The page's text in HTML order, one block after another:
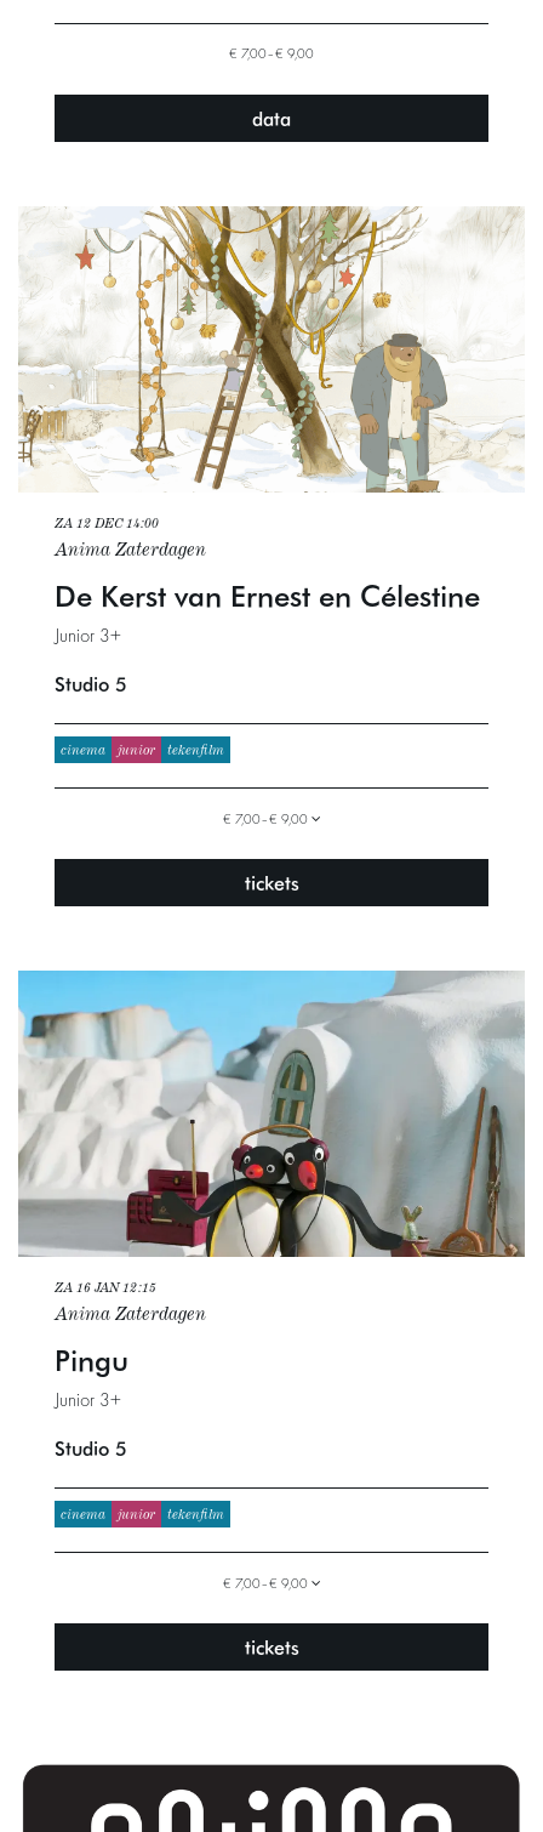
€ 7,00–€ 9,00
data
De Kerst van Ernest en Célestine
Junior 3+
Anima Zaterdagen
ZA 12 DEC14:00
Studio 5
cinema junior tekenfilm
€ 7,00–€ 9,00
tickets
Pingu
Junior 3+
Anima Zaterdagen
ZA 16 JAN 12:15
Studio 5
cinema junior tekenfilm
€ 7,00–€ 9,00
tickets